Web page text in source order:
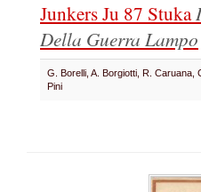
Junkers Ju 87 Stuka
Della Guerra Lampo
G. Borelli, A. Borgiotti, R. Caruana,
Pini